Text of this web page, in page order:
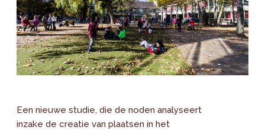
Een nieuwe studie, die de noden analyseert
inzake de creatie van plaatsen in het